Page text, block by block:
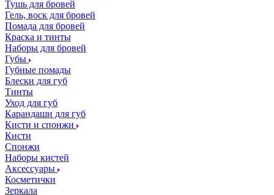
Тушь для бровей
Гель, воск для бровей
Помада для бровей
Краска и тинты
Наборы для бровей
Губы
Губные помады
Блески для губ
Тинты
Уход для губ
Карандаши для губ
Кисти и спонжи
Кисти
Спонжи
Наборы кистей
Аксессуары
Косметички
Зеркала